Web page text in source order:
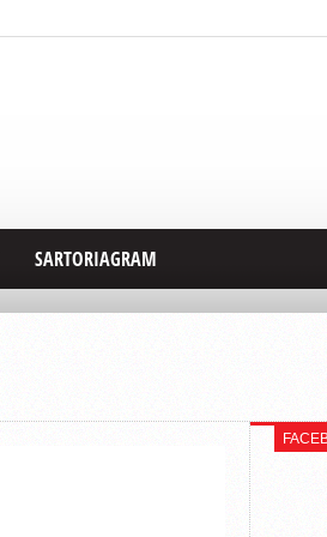
SARTORIAGRAM